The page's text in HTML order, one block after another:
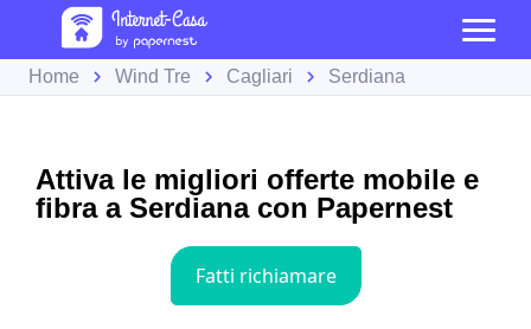
Home Wind Tre Cagliari Serdiana